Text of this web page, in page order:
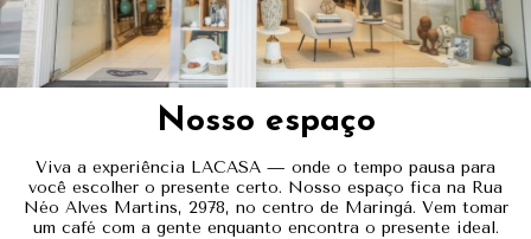
Nosso espaço
Viva a experiência LACASA — onde o tempo pausa para
você escolher o presente certo. Nosso espaço fica na Rua
Néo Alves Martins, 2978, no centro de Maringá. Vem tomar
um café com a gente enquanto encontra o presente ideal.